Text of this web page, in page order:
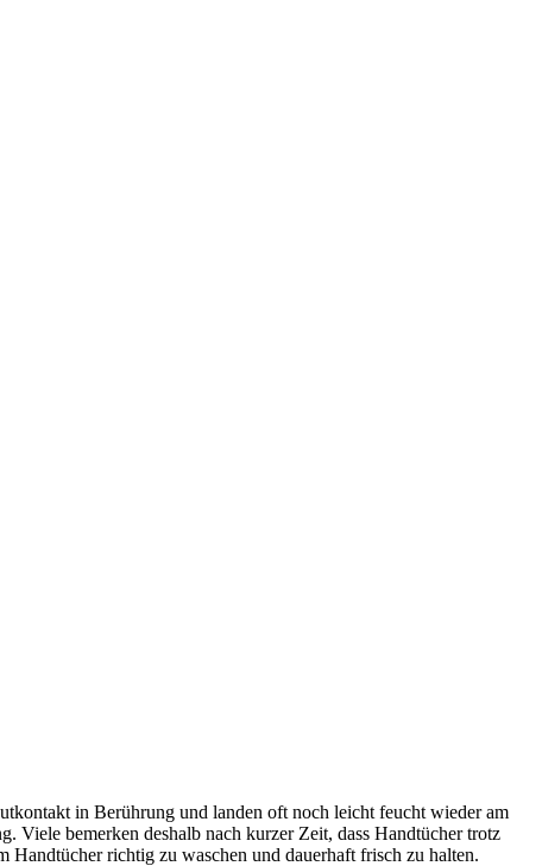
in Berührung und landen oft noch leicht feucht wieder am
Viele bemerken deshalb nach kurzer Zeit, dass Handtücher trotz
Handtücher richtig zu waschen und dauerhaft frisch zu halten.